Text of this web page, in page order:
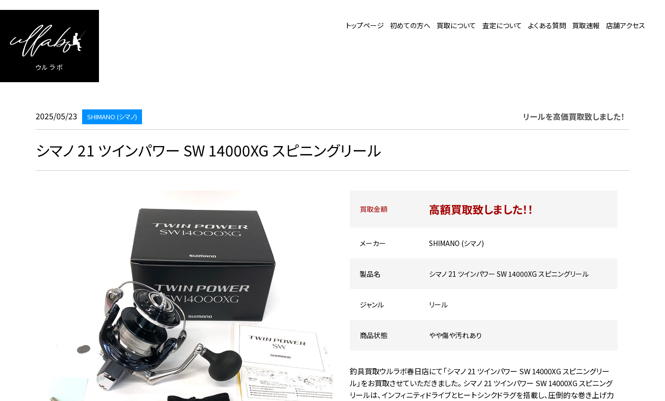
ウルラボ
トップページ 初めての方へ 買取について 査定について よくある質問 買取速報 店舗アクセス
2025/05/23 SHIMANO (シマノ) リールを高価買取致しました！
シマノ 21 ツインパワー SW 14000XG スピニングリール
買取金額 高額買取致しました！！
メーカー SHIMANO (シマノ)
製品名 シマノ 21 ツインパワー SW 14000XG スピニングリール
ジャンル リール
商品状態 やや傷や汚れあり
釣具買取ウルラボ春日店にて「シマノ 21 ツインパワー SW 14000XG スピニングリー
ル」をお買取させていただきました。 シマノ 21 ツインパワー SW 14000XG スピニング
リールは、インフィニティドライブとヒートシンクドラグを搭載し、圧倒的な巻き上げ力